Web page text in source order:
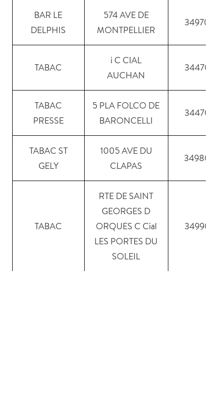
BAR LE
DELPHIS
574 AVE DE
MONTPELLIER
34970
TABAC
i C CIAL
AUCHAN
34470
TABAC
PRESSE
5 PLA FOLCO DE
BARONCELLI
34470
TABAC ST
GELY
1005 AVE DU
CLAPAS
34980
TABAC
RTE DE SAINT
GEORGES D
ORQUES C Cial
LES PORTES DU
SOLEIL
34990